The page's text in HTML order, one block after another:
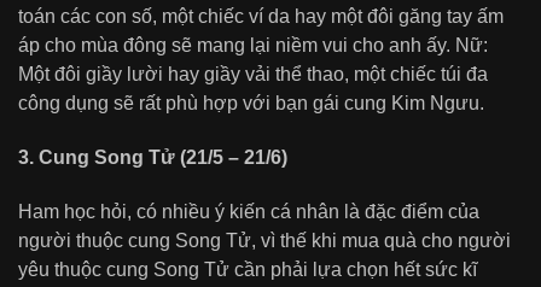
toán các con số, một chiếc ví da hay một đôi găng tay ấm
áp cho mùa đông sẽ mang lại niềm vui cho anh ấy. Nữ:
Một đôi giầy lười hay giầy vải thể thao, một chiếc túi đa
công dụng sẽ rất phù hợp với bạn gái cung Kim Ngưu.
3. Cung Song Tử (21/5 – 21/6)
Ham học hỏi, có nhiều ý kiến cá nhân là đặc điểm của
người thuộc cung Song Tử, vì thế khi mua quà cho người
yêu thuộc cung Song Tử cần phải lựa chọn hết sức kĩ